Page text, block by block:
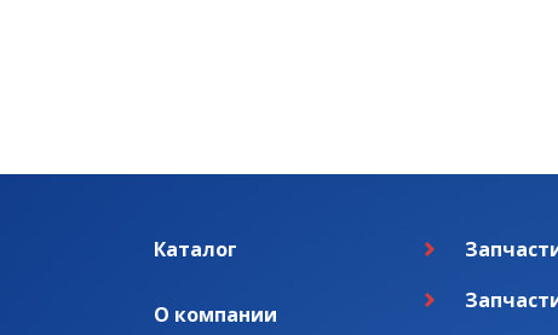
Каталог
О компании